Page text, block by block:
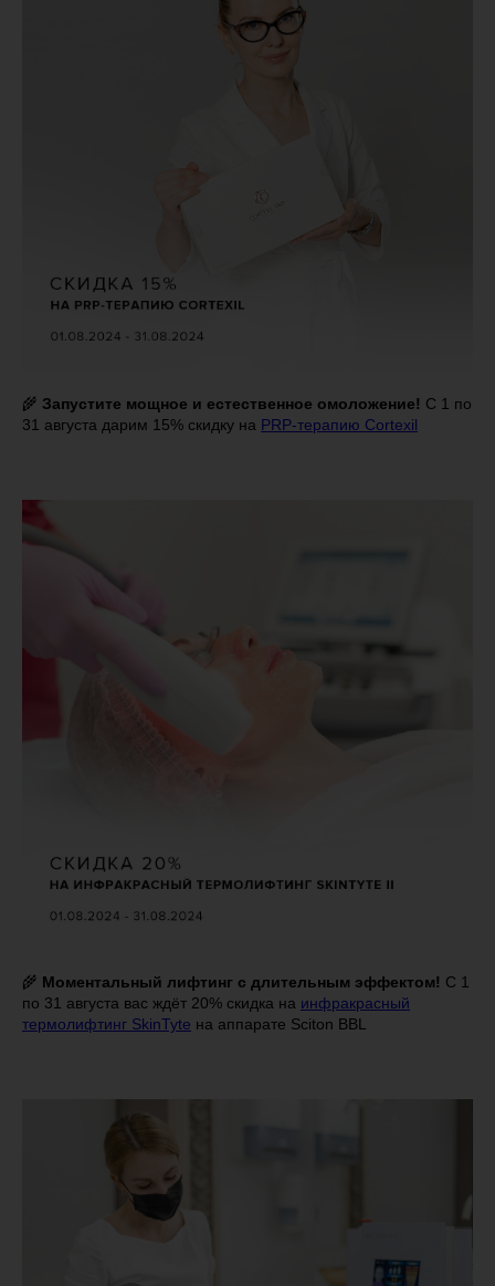
🌾 Запустите мощное и естественное омоложение! С 1 по
31 августа дарим 15% скидку на PRP-терапию Cortexil
🌾 Моментальный лифтинг с длительным эффектом! С 1
по 31 августа вас ждёт 20% скидка на инфракрасный
термолифтинг SkinTyte на аппарате Sciton BBL